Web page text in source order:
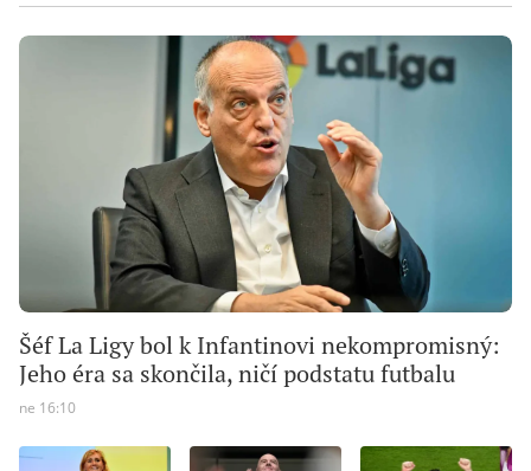
Šéf La Ligy bol k Infantinovi nekompromisný:
Jeho éra sa skončila, ničí podstatu futbalu
ne 16:10